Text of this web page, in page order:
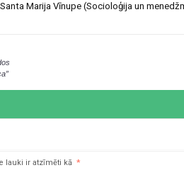
Marija Vīnupe (Socioloģija un
lauki ir atzīmēti kā *